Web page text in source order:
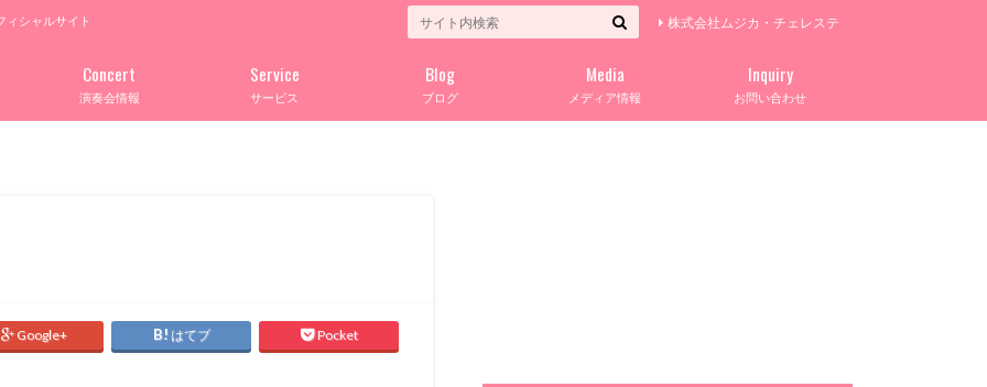
ィシャルサイト 株式会社ムジカ・チェレステ
演奏会情報
Concert
サービス
Service
ブログ
Blog
メディア情報
Media
お問い合わせ
Inquiry
Google+ はてブ Pocket